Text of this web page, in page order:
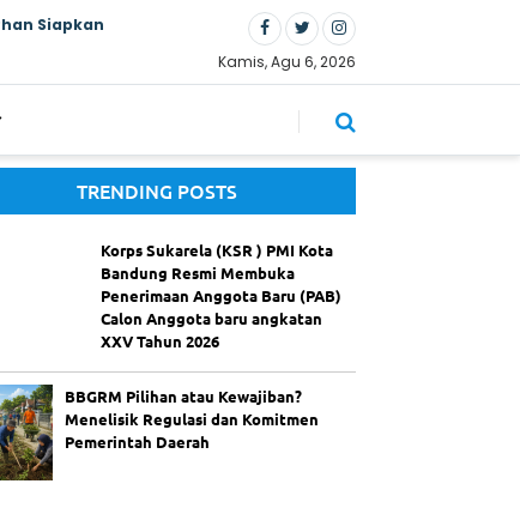
Siapkan
Kamis, Agu 6, 2026
TRENDING POSTS
Korps Sukarela (KSR ) PMI Kota
Bandung Resmi Membuka
Penerimaan Anggota Baru (PAB)
Calon Anggota baru angkatan
XXV Tahun 2026
BBGRM Pilihan atau Kewajiban?
Menelisik Regulasi dan Komitmen
Pemerintah Daerah